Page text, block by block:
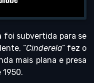
foi subvertida para se
“Cinderela” fez o
mais plana e presa
1950.